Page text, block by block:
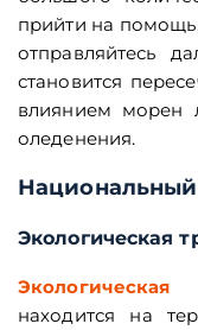
прийти на
отправляйтесь
становится
влиянием морен
оледенения.
Национальный
Экологическая
находится на